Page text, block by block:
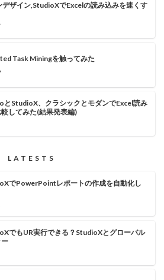
ザイン,StudioXでExcelの読み込みを速くす
Task Miningを触ってみた
とStudioX、クラシックとモダンでExcel読み
してみた(結果発表編)
LATESTS
でPowerPointレポートの作成を自動化し
でもUR実行できる？StudioXとグローバル